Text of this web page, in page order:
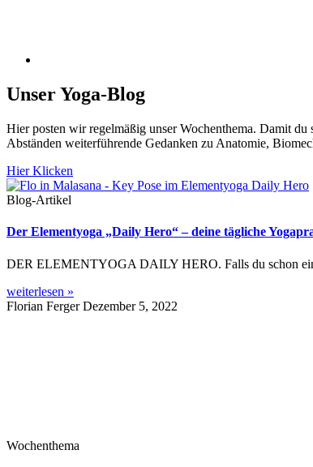
Unser Yoga-Blog
Hier posten wir regelmäßig unser Wochenthema. Damit
Abständen weiterführende Gedanken zu Anatomie,
Hier Klicken
Blog-Artikel
Der Elementyoga „Daily Hero“ – deine tägliche
DER ELEMENTYOGA DAILY HERO. Falls du schon
weiterlesen »
Florian FergerDezember 5, 2022
Wochenthema